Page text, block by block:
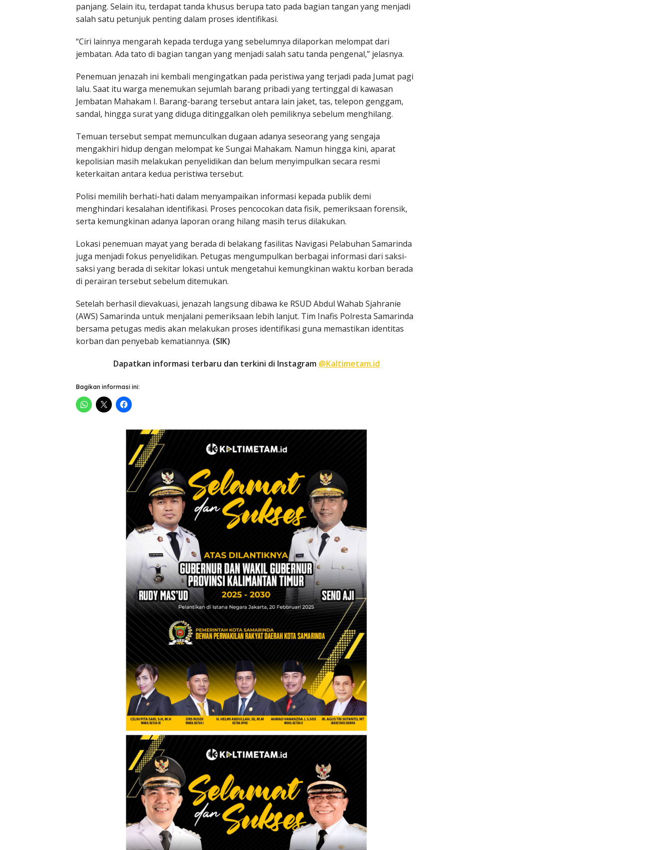
panjang. Selain itu, terdapat tanda khusus berupa tato pada bagian tangan yang menjadi
salah satu petunjuk penting dalam proses identifikasi.
“Ciri lainnya mengarah kepada terduga yang sebelumnya dilaporkan melompat dari
jembatan. Ada tato di bagian tangan yang menjadi salah satu tanda pengenal,” jelasnya.
Penemuan jenazah ini kembali mengingatkan pada peristiwa yang terjadi pada Jumat pagi
lalu. Saat itu warga menemukan sejumlah barang pribadi yang tertinggal di kawasan
Jembatan Mahakam I. Barang-barang tersebut antara lain jaket, tas, telepon genggam,
sandal, hingga surat yang diduga ditinggalkan oleh pemiliknya sebelum menghilang.
Temuan tersebut sempat memunculkan dugaan adanya seseorang yang sengaja
mengakhiri hidup dengan melompat ke Sungai Mahakam. Namun hingga kini, aparat
kepolisian masih melakukan penyelidikan dan belum menyimpulkan secara resmi
keterkaitan antara kedua peristiwa tersebut.
Polisi memilih berhati-hati dalam menyampaikan informasi kepada publik demi
menghindari kesalahan identifikasi. Proses pencocokan data fisik, pemeriksaan forensik,
serta kemungkinan adanya laporan orang hilang masih terus dilakukan.
Lokasi penemuan mayat yang berada di belakang fasilitas Navigasi Pelabuhan Samarinda
juga menjadi fokus penyelidikan. Petugas mengumpulkan berbagai informasi dari saksi-
saksi yang berada di sekitar lokasi untuk mengetahui kemungkinan waktu korban berada
di perairan tersebut sebelum ditemukan.
Setelah berhasil dievakuasi, jenazah langsung dibawa ke RSUD Abdul Wahab Sjahranie
(AWS) Samarinda untuk menjalani pemeriksaan lebih lanjut. Tim Inafis Polresta Samarinda
bersama petugas medis akan melakukan proses identifikasi guna memastikan identitas
korban dan penyebab kematiannya. (SIK)
Dapatkan informasi terbaru dan terkini di Instagram @Kaltimetam.id
Bagikan informasi ini: